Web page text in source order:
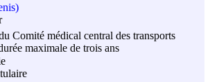
Comité médical central des transports
maximale de trois ans